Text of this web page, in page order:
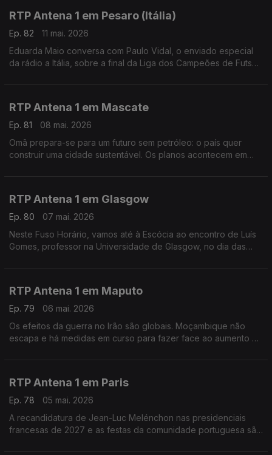
RTP Antena 1 em Pesaro (Itália)
Ep. 82
11 mai. 2026
Eduarda Maio conversa com Paulo Vidal, o enviado especial
da rádio a Itália, sobre a final da Liga dos Campeões de Futsal,
RTP Antena 1 em Mascate
Ep. 81
08 mai. 2026
Omã prepara-se para um futuro sem petróleo: o país quer
construir uma cidade sustentável. Os planos acontecem em
RTP Antena 1 em Glasgow
Ep. 80
07 mai. 2026
Neste Fuso Horário, vamos até à Escócia ao encontro de Luís
Gomes, professor na Universidade de Glasgow, no dia das
RTP Antena 1 em Maputo
Ep. 79
06 mai. 2026
Os efeitos da guerra no Irão são globais. Moçambique não
escapa e há medidas em curso para fazer face ao aumento do
RTP Antena 1 em Paris
Ep. 78
05 mai. 2026
A recandidatura de Jean-Luc Melénchon nas presidenciais
francesas de 2027 e as festas da comunidade portuguesa são